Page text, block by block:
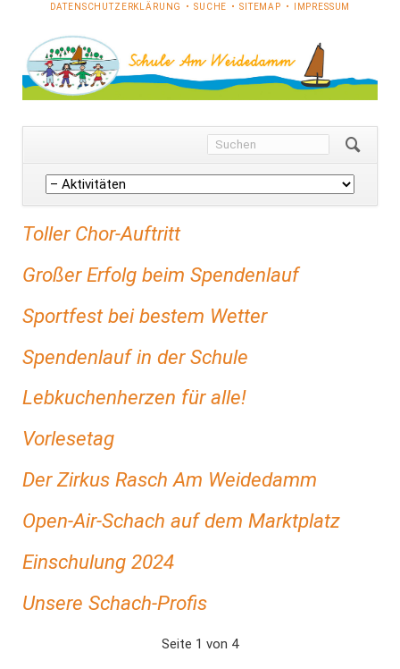
NAVIGATION
DATENSCHUTZERKLÄRUNG SUCHE SITEMAP IMPRESSUM
Navigation
überspringen
Toller Chor-Auftritt
Großer Erfolg beim Spendenlauf
Sportfest bei bestem Wetter
Spendenlauf in der Schule
Lebkuchenherzen für alle!
Vorlesetag
Der Zirkus Rasch Am Weidedamm
Open-Air-Schach auf dem Marktplatz
Einschulung 2024
Unsere Schach-Profis
Seite 1 von 4